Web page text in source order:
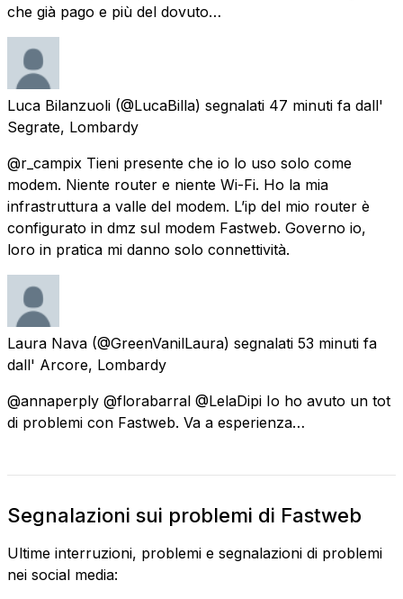
che già pago e più del dovuto…
Luca Bilanzuoli (@LucaBilla) segnalati 47 minuti fa dall'
Segrate, Lombardy
@r_campix Tieni presente che io lo uso solo come
modem. Niente router e niente Wi-Fi. Ho la mia
infrastruttura a valle del modem. L’ip del mio router è
configurato in dmz sul modem Fastweb. Governo io,
loro in pratica mi danno solo connettività.
Laura Nava (@GreenVanilLaura) segnalati 53 minuti fa
dall' Arcore, Lombardy
@annaperply @florabarral @LelaDipi Io ho avuto un tot
di problemi con Fastweb. Va a esperienza…
Segnalazioni sui problemi di Fastweb
Ultime interruzioni, problemi e segnalazioni di problemi
nei social media: